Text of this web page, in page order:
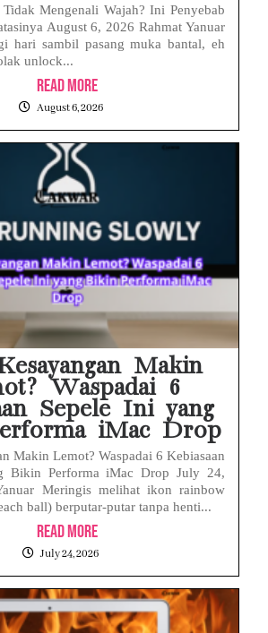
Mengenali Wajah? Ini Penyebab
August 6, 2026 Rahmat Yanuar
hari sambil pasang muka bantal, eh
unlock...
Read More
August 6, 2026
Makin
Waspadai 6
Sepele Ini yang
iMac Drop
Makin Lemot? Waspadai 6 Kebiasaan
Bikin Performa iMac Drop July 24,
Meringis melihat ikon rainbow
ball) berputar-putar tanpa henti...
Read More
July 24, 2026